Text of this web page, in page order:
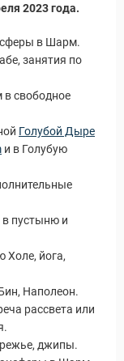
и Отчеты
2023 года.
в Шарм.
занятия по
в свободное
Голубой Дыре
и в Голубую
в пустыню и
Холе, йога,
Наполеон.
рассвета или
джипы.